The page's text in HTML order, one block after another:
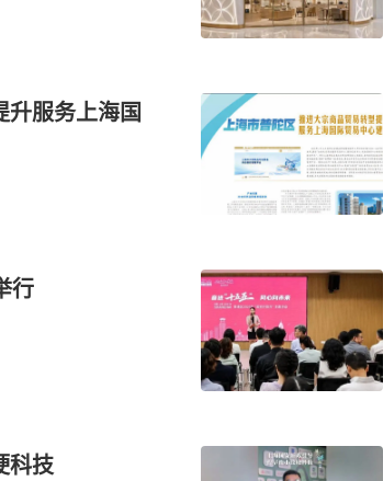
升服务上海国
行
科技